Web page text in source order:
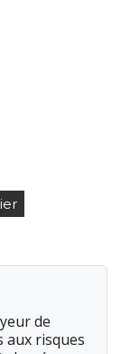
de
aux risques